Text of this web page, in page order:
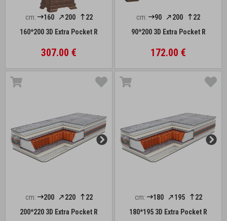
cm: 160 200
22
160*200 3D Extra Pocket R
307.00 €
cm: 90 200
22
90*200 3D Extra Pocket R
172.00 €
cm: 200 220
22
200*220 3D Extra Pocket R
cm: 180 195
22
180*195 3D Extra Pocket R